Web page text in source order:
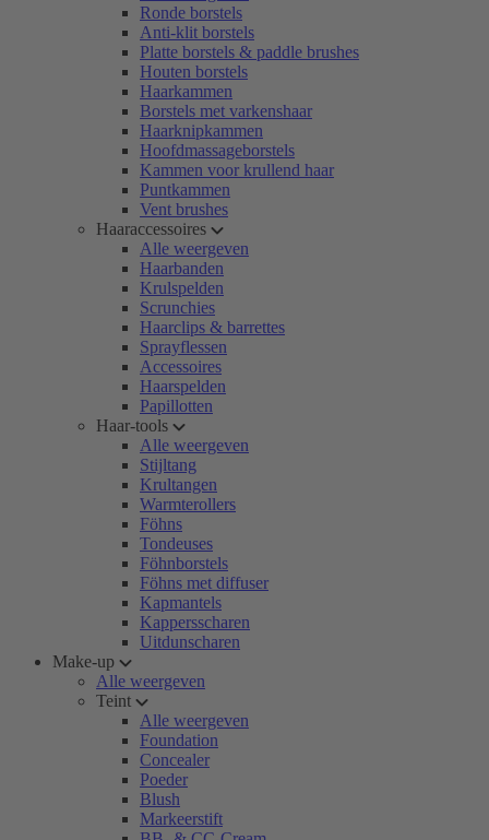
Ronde borstels
Anti-klit borstels
Platte borstels & paddle brushes
Houten borstels
Haarkammen
Borstels met varkenshaar
Haarknipkammen
Hoofdmassageborstels
Kammen voor krullend haar
Puntkammen
Vent brushes
Haaraccessoires
Alle weergeven
Haarbanden
Krulspelden
Scrunchies
Haarclips & barrettes
Sprayflessen
Accessoires
Haarspelden
Papillotten
Haar-tools
Alle weergeven
Stijltang
Krultangen
Warmterollers
Föhns
Tondeuses
Föhnborstels
Föhns met diffuser
Kapmantels
Kappersscharen
Uitdunscharen
Make-up
Alle weergeven
Teint
Alle weergeven
Foundation
Concealer
Poeder
Blush
Markeerstift